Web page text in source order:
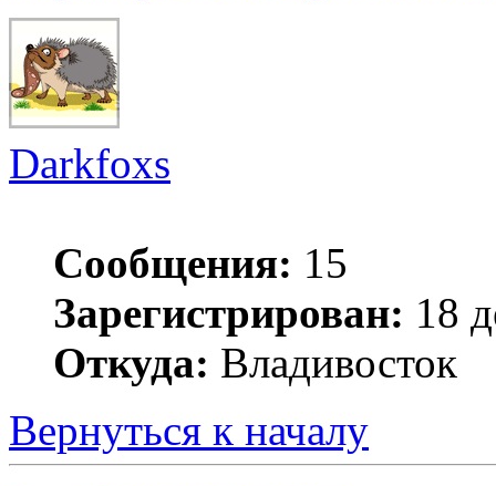
Darkfoxs
Сообщения: 15
Зарегистрирован: 18
Откуда: Владивосток
Вернуться к началу